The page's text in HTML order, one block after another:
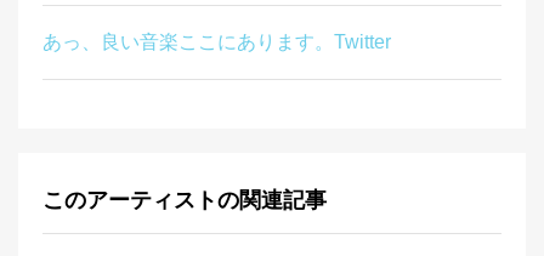
あっ、良い音楽ここにあります。Twitter
このアーティストの関連記事